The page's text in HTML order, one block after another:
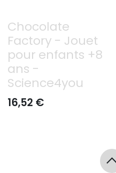
Chocolate
Factory - Jouet
pour enfants +8
ans -
Science4you
16,52 €